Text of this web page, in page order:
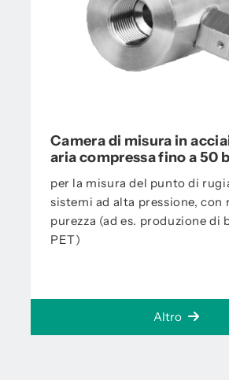
Camera di misura in
aria compressa fino a 50
per la misura del punto di
sistemi ad alta pressione, con
purezza (ad es. produzione di
PET)
Altro